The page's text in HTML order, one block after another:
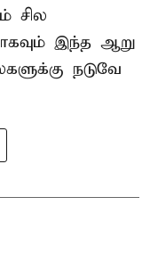
சில
இந்த ஆறு
நடுவே